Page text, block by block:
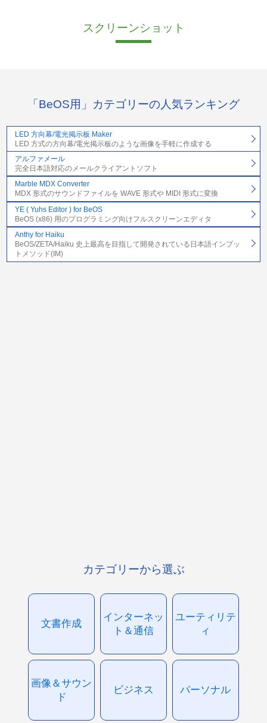
スクリーンショット
「BeOS用」カテゴリーの人気ランキング
LED 方向幕/電光掲示板 Maker
LED 方式の方向幕/電光掲示板のような画像を手軽に作成する
アルファメール
完全日本語対応のメールクライアントソフト
Marble MDX Converter
MDX 形式のサウンドファイルを WAVE 形式や MIDI 形式に変換
YE ( Yuhs Editor ) for BeOS
BeOS (x86) 用のプログラミング向けフルスクリーンエディタ
Anthy for Haiku
BeOS/ZETA/Haiku 史上最高を目指して開発されている日本語インプッ
トメソッド(IM)
カテゴリーから選ぶ
文書作成
インターネッ
ト＆通信
ユーティリテ
ィ
画像＆サウン
ド
ビジネス パーソナル